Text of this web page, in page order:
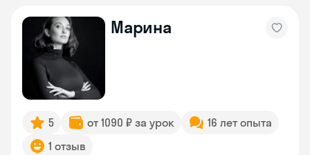
Марина
5 от 1090 ₽ за урок
16 лет опыта
1 отзыв